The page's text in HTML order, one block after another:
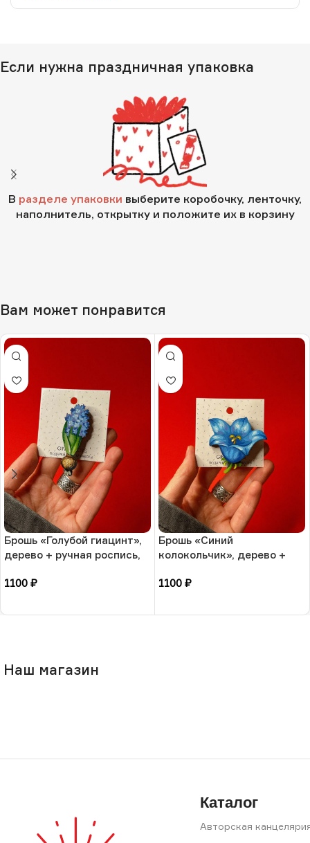
Если нужна праздничная упаковка
В разделе упаковки выберите коробочку, ленточку,
наполнитель, открытку и положите их в корзину
Вам может понравится
Брошь «Голубой гиацинт»,
дерево + ручная роспись,
1100 ₽
Брошь «Синий
колокольчик», дерево +
1100 ₽
Наш магазин
Каталог
Авторская